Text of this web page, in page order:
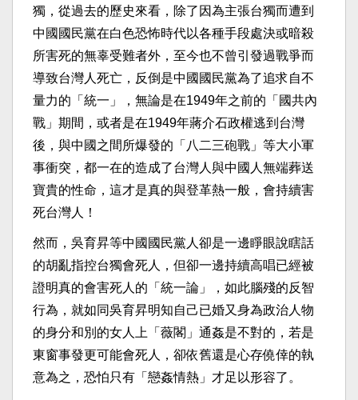
獨，從過去的歷史來看，除了因為主張台獨而遭到
中國國民黨在白色恐怖時代以各種手段處決或暗殺
所害死的無辜受難者外，至今也不曾引發過戰爭而
導致台灣人死亡，反倒是中國國民黨為了追求自不
量力的「統一」，無論是在1949年之前的「國共內
戰」期間，或者是在1949年蔣介石政權逃到台灣
後，與中國之間所爆發的「八二三砲戰」等大小軍
事衝突，都一在的造成了台灣人與中國人無端葬送
寶貴的性命，這才是真的與登革熱一般，會持續害
死台灣人！
然而，吳育昇等中國國民黨人卻是一邊睜眼說瞎話
的胡亂指控台獨會死人，但卻一邊持續高唱已經被
證明真的會害死人的「統一論」，如此腦殘的反智
行為，就如同吳育昇明知自己已婚又身為政治人物
的身分和別的女人上「薇閣」通姦是不對的，若是
東窗事發更可能會死人，卻依舊還是心存僥倖的執
意為之，恐怕只有「戀姦情熱」才足以形容了。